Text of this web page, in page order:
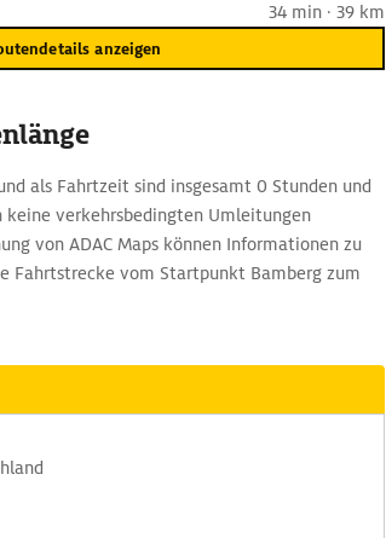
34 min · 39 km
anzeigen
als Fahrtzeit sind insgesamt 0 Stunden und
verkehrsbedingten Umleitungen
von ADAC Maps können Informationen zu
Fahrtstrecke vom Startpunkt Bamberg zum